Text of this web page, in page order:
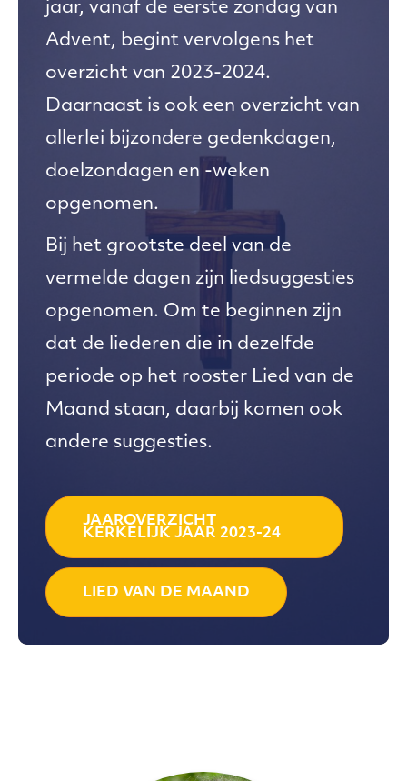
jaar, vanaf de eerste zondag van
Advent, begint vervolgens het
overzicht van 2023-2024.
Daarnaast is ook een overzicht van
allerlei bijzondere gedenkdagen,
doelzondagen en -weken
opgenomen.
Bij het grootste deel van de
vermelde dagen zijn liedsuggesties
opgenomen. Om te beginnen zijn
dat de liederen die in dezelfde
periode op het rooster Lied van de
Maand staan, daarbij komen ook
andere suggesties.
JAAROVERZICHT
KERKELIJK JAAR 2023-24
LIED VAN DE MAAND